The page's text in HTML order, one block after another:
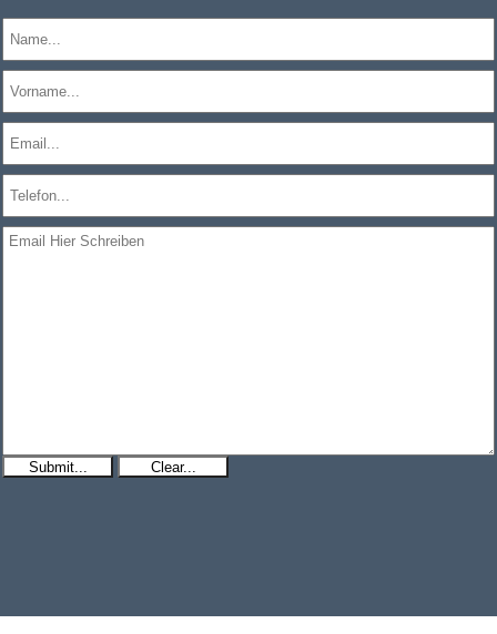
Submit... Clear...